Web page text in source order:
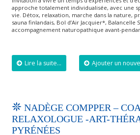
approche totalement individualisée, avec une
vie. Détox, relaxation, marche dans la nature,
sauna finlandais, Bol d’Air Jacquier*, Balancelle
accompagnement naturopathique avant-
Lire la suite... Ajouter un
NADÈGE COMPPER –
RELAXOLOGUE -ART-
PYRÉNÉES